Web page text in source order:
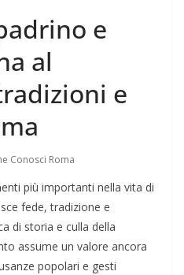
e
al
e
Conosci Roma
più importanti nella vita di
fede, tradizione e
di storia e culla della
assume un valore ancora
popolari e gesti